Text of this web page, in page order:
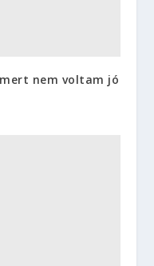
nem voltam jó